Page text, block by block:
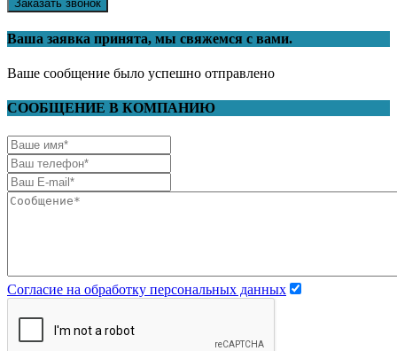
Заказать звонок
Ваша заявка принята, мы свяжемся с вами.
Ваше сообщение было успешно отправлено
СООБЩЕНИЕ В КОМПАНИЮ
Согласие на обработку персональных данных